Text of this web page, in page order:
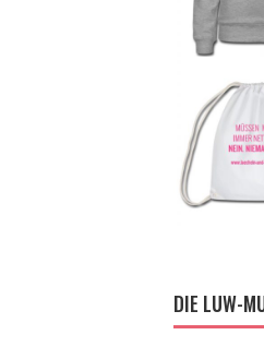
DIE LUW-